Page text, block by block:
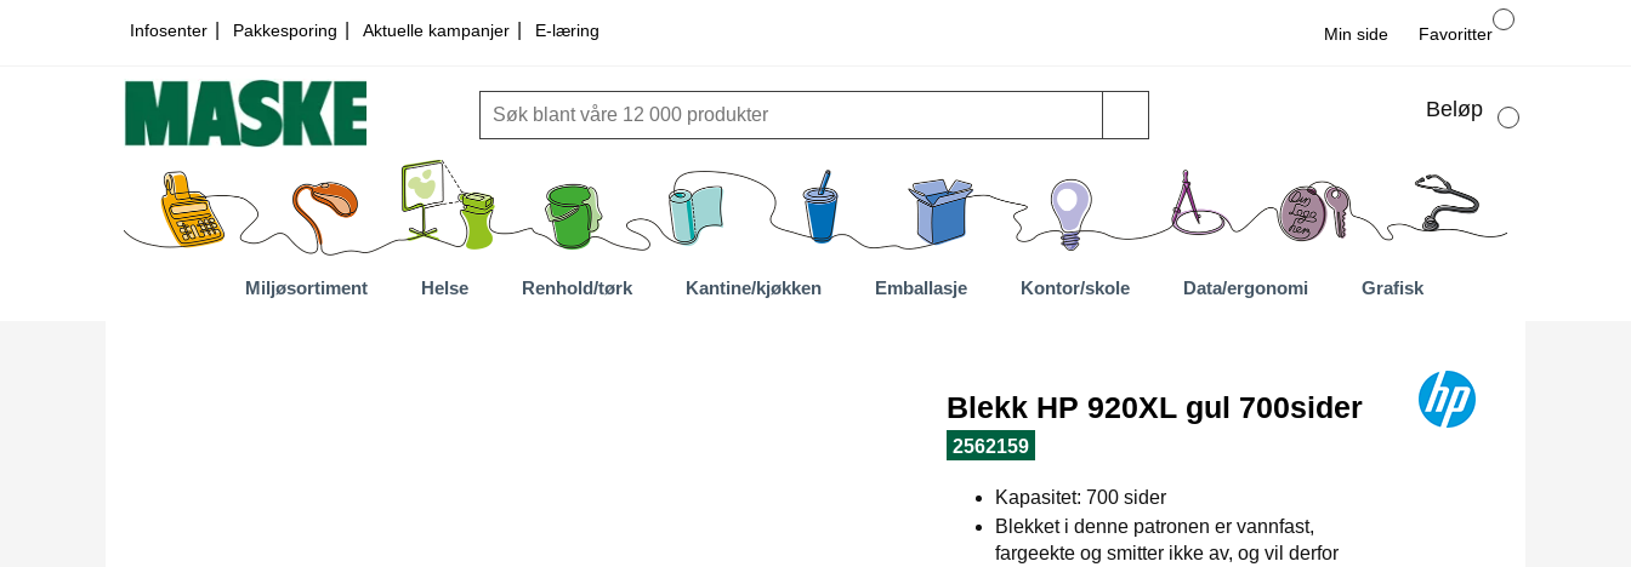
Infosenter Pakkesporing Aktuelle kampanjer E-læring Min side Favoritter
Beløp
Miljøsortiment Helse Renhold/tørk Kantine/kjøkken Emballasje Kontor/skole Data/ergonomi Grafisk
Blekk HP 920XL gul 700sider
2562159
Kapasitet: 700 sider
Blekket i denne patronen er vannfast,
fargeekte og smitter ikke av, og vil derfor